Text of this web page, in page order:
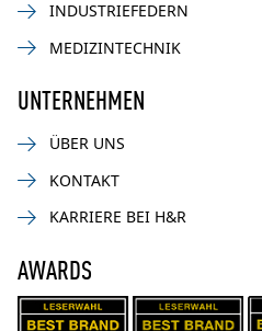
INDUSTRIEFEDERN
MEDIZINTECHNIK
UNTERNEHMEN
ÜBER UNS
KONTAKT
KARRIERE BEI H&R
AWARDS